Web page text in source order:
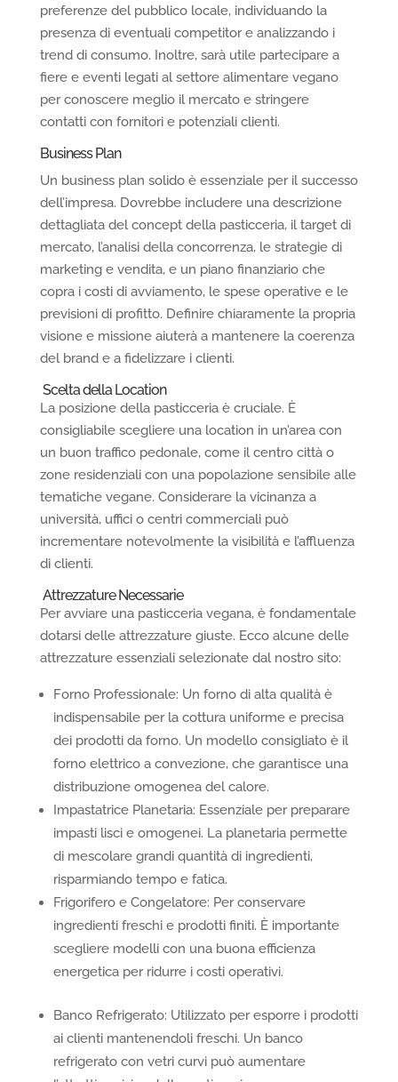
preferenze del pubblico locale, individuando la
presenza di eventuali competitor e analizzando i
trend di consumo. Inoltre, sarà utile partecipare a
fiere e eventi legati al settore alimentare vegano
per conoscere meglio il mercato e stringere
contatti con fornitori e potenziali clienti.
Business Plan
Un business plan solido è essenziale per il successo
dell’impresa. Dovrebbe includere una descrizione
dettagliata del concept della pasticceria, il target di
mercato, l’analisi della concorrenza, le strategie di
marketing e vendita, e un piano finanziario che
copra i costi di avviamento, le spese operative e le
previsioni di profitto. Definire chiaramente la propria
visione e missione aiuterà a mantenere la coerenza
del brand e a fidelizzare i clienti.
Scelta della Location
La posizione della pasticceria è cruciale. È
consigliabile scegliere una location in un’area con
un buon traffico pedonale, come il centro città o
zone residenziali con una popolazione sensibile alle
tematiche vegane. Considerare la vicinanza a
università, uffici o centri commerciali può
incrementare notevolmente la visibilità e l’affluenza
di clienti.
Attrezzature Necessarie
Per avviare una pasticceria vegana, è fondamentale
dotarsi delle attrezzature giuste. Ecco alcune delle
attrezzature essenziali selezionate dal nostro sito:
Forno Professionale: Un forno di alta qualità è
indispensabile per la cottura uniforme e precisa
dei prodotti da forno. Un modello consigliato è il
forno elettrico a convezione, che garantisce una
distribuzione omogenea del calore.
Impastatrice Planetaria: Essenziale per preparare
impasti lisci e omogenei. La planetaria permette
di mescolare grandi quantità di ingredienti,
risparmiando tempo e fatica.
Frigorifero e Congelatore: Per conservare
ingredienti freschi e prodotti finiti. È importante
scegliere modelli con una buona efficienza
energetica per ridurre i costi operativi.
Banco Refrigerato: Utilizzato per esporre i prodotti
ai clienti mantenendoli freschi. Un banco
refrigerato con vetri curvi può aumentare